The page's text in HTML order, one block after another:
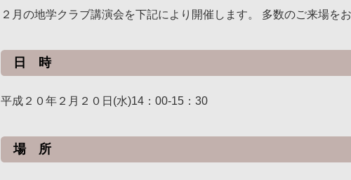
２月の地学クラブ講演会を下記により開催します。 多数のご来場を
日 時
平成２０年２月２０日(水)14：00-15：30
場 所